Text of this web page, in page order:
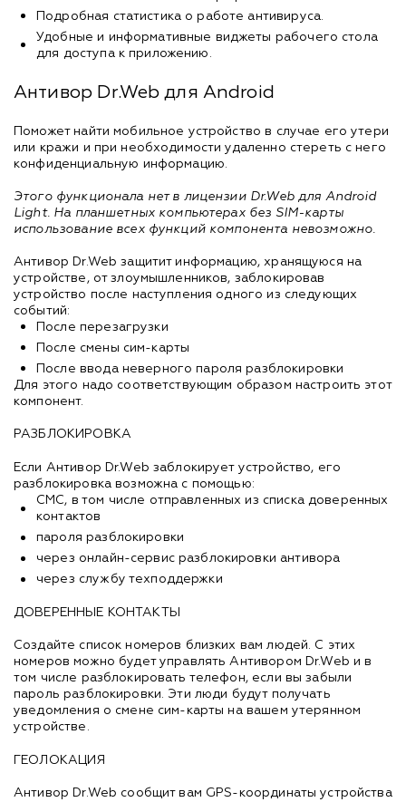
Подробная статистика о работе антивируса.
Удобные и информативные виджеты рабочего стола
для доступа к приложению.
Антивор Dr.Web для Android
Поможет найти мобильное устройство в случае его утери
или кражи и при необходимости удаленно стереть с него
конфиденциальную информацию.
Этого функционала нет в лицензии Dr.Web для Android
Light. На планшетных компьютерах без SIM-карты
использование всех функций компонента невозможно.
Антивор Dr.Web защитит информацию, хранящуюся на
устройстве, от злоумышленников, заблокировав
устройство после наступления одного из следующих
событий:
После перезагрузки
После смены сим-карты
После ввода неверного пароля разблокировки
Для этого надо соответствующим образом настроить этот
компонент.
РАЗБЛОКИРОВКА
Если Антивор Dr.Web заблокирует устройство, его
разблокировка возможна с помощью:
СМС, в том числе отправленных из списка доверенных
контактов
пароля разблокировки
через онлайн-сервис разблокировки антивора
через службу техподдержки
ДОВЕРЕННЫЕ КОНТАКТЫ
Создайте список номеров близких вам людей. С этих
номеров можно будет управлять Антивором Dr.Web и в
том числе разблокировать телефон, если вы забыли
пароль разблокировки. Эти люди будут получать
уведомления о смене сим-карты на вашем утерянном
устройстве.
ГЕОЛОКАЦИЯ
Антивор Dr.Web сообщит вам GPS-координаты устройства